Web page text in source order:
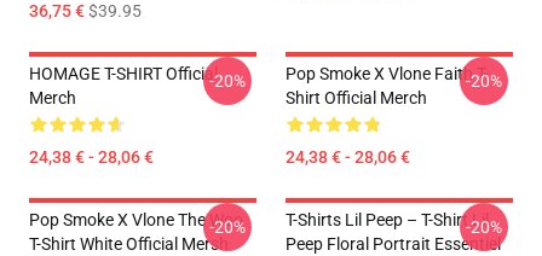
36,75 €$39.95
HOMAGE T-SHIRT Official
Merch
24,38 € - 28,06 €
-20%
Pop Smoke X Vlone Faith T-
Shirt Official Merch
24,38 € - 28,06 €
-20%
Pop Smoke X Vlone The Woo
T-Shirt White Official Mersh
-20%
T-Shirts Lil Peep – T-Shirt Lil
Peep Floral Portrait Essentiel
-20%